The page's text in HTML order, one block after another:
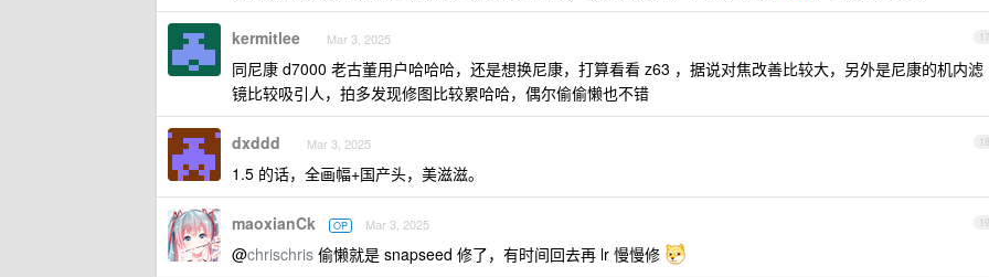
17
kermitlee Mar 3, 2025
同尼康 d7000 老古董用户哈哈哈，还是想换尼康，打算看看 z63 ，据说对焦改善比较大，另外是尼康的机内滤
镜比较吸引人，拍多发现修图比较累哈哈，偶尔偷偷懒也不错
18
dxddd Mar 3, 2025
1.5 的话，全画幅+国产头，美滋滋。
19
maoxianCk OP Mar 3, 2025
@chrischris 偷懒就是 snapseed 修了，有时间回去再 lr 慢慢修